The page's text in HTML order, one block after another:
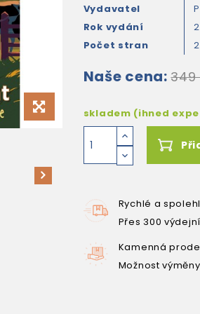
Vydavatel
Rok vydání
Počet stran
Naše cena: 349
skladem (ihned
Rychlé a
Přes 300
Kamenná
Možnost